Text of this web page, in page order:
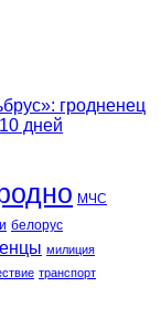
гродненец
дней
МЧС
белорус
милиция
транспорт